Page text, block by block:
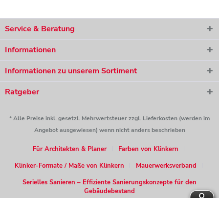
Service & Beratung
Informationen
Informationen zu unserem Sortiment
Ratgeber
* Alle Preise inkl. gesetzl. Mehrwertsteuer zzgl. Lieferkosten (werden im
Angebot ausgewiesen) wenn nicht anders beschrieben
Für Architekten & Planer
Farben von Klinkern
Klinker-Formate / Maße von Klinkern
Mauerwerksverband
Serielles Sanieren – Effiziente Sanierungskonzepte für den
Gebäudebestand